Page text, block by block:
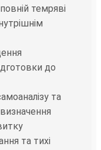
темряві
до
та
та тихі